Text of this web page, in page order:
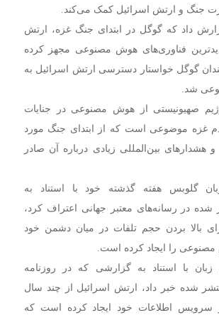
داد که گوگل در ابتدای جنگ غزه، ارتش
فناوری‌های هوش مصنوعی مجهز کرده
گوگل خواستار دسترسی ارتش اسرائیل به
شد.
صهیونیستی از هوش مصنوعی در جنایات
غزه موضوعی است که از ابتدای جنگ مورد
هشدارهای بین‌المللی زیادی درباره آن صادر
گلوبس هفته گذشته خود با استناد به
در رسانه‌های معتبر جهانی اعتراف کرد،
بالا بردن حجم تلفات در میان دشمن خود
را ایجاد کرده است.
با استناد به گزارشی که در روزنامه
شده خبر داد، ارتش اسرائیل از چند سال
سرویس اطلاعات خود ایجاد کرده است که